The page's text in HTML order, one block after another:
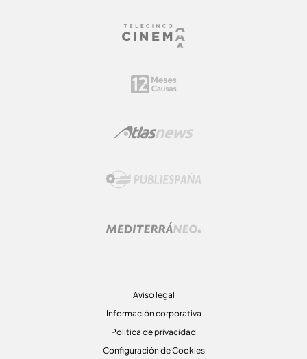
Aviso legal
Información corporativa
Politica de privacidad
Configuración de Cookies